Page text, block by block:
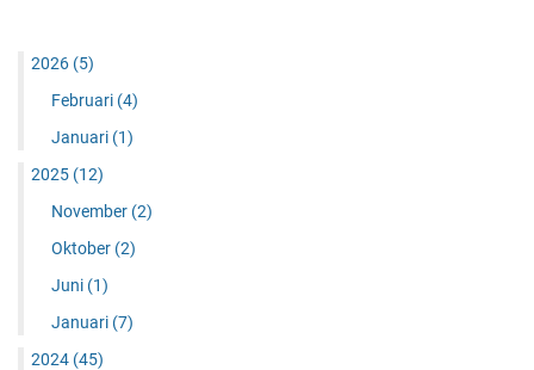
2026 (5)
Februari (4)
Januari (1)
2025 (12)
November (2)
Oktober (2)
Juni (1)
Januari (7)
2024 (45)